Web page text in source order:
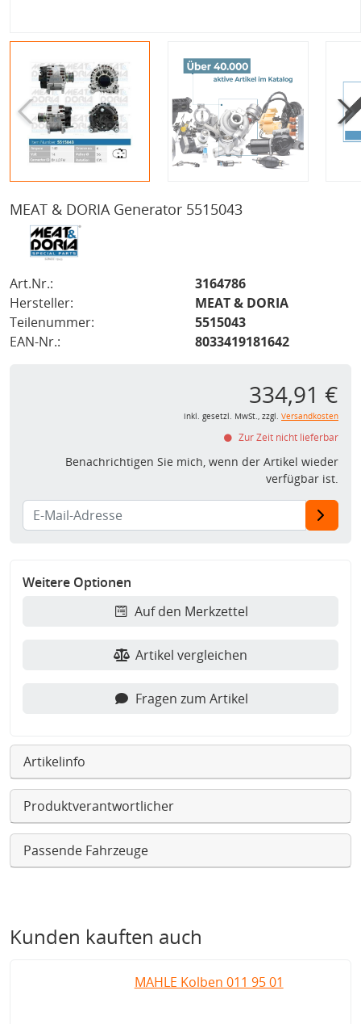
MEAT & DORIA Generator 5515043
Art.Nr.:
3164786
Hersteller:
MEAT & DORIA
Teilenummer:
5515043
EAN-Nr.:
8033419181642
334,91 €
inkl. gesetzl. MwSt., zzgl. Versandkosten
Zur Zeit nicht lieferbar
Benachrichtigen Sie mich, wenn der Artikel wieder
verfügbar ist.
Weitere Optionen
Auf den Merkzettel
Artikel vergleichen
Fragen zum Artikel
Artikelinfo
Produktverantwortlicher
Passende Fahrzeuge
Kunden kauften auch
MAHLE Kolben 011 95 01